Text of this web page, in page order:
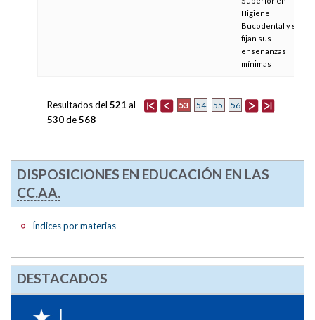
Higiene
Bucodental y se
fijan sus
enseñanzas
mínimas
53 54 55 56
Resultados del 521 al
530de568
DISPOSICIONES EN EDUCACIÓN EN LAS
CC.AA.
Índices por materias
DESTACADOS